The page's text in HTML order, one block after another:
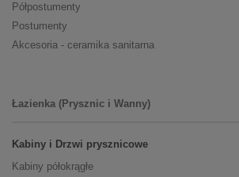
Półpostumenty
Postumenty
Akcesoria - ceramika sanitarna
Łazienka (Prysznic i Wanny)
Kabiny i Drzwi prysznicowe
Kabiny półokrągłe